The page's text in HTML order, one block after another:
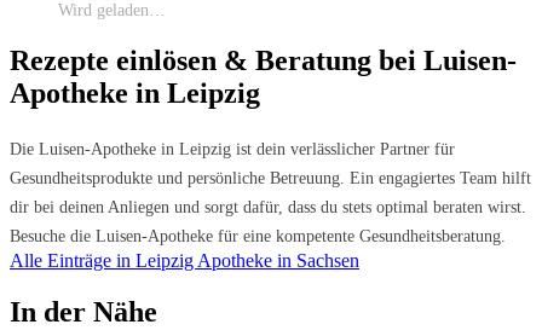
Wird geladen…
Rezepte einlösen & Beratung bei Luisen-
Apotheke in Leipzig
Die Luisen-Apotheke in Leipzig ist dein verlässlicher Partner für
Gesundheitsprodukte und persönliche Betreuung. Ein engagiertes Team hilft
dir bei deinen Anliegen und sorgt dafür, dass du stets optimal beraten wirst.
Besuche die Luisen-Apotheke für eine kompetente Gesundheitsberatung.
Alle Einträge in Leipzig Apotheke in Sachsen
In der Nähe